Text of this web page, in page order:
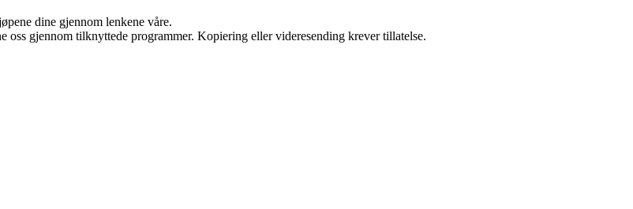
dine gjennom lenkene våre.
gjennom tilknyttede programmer. Kopiering eller videresending krever tillatelse.